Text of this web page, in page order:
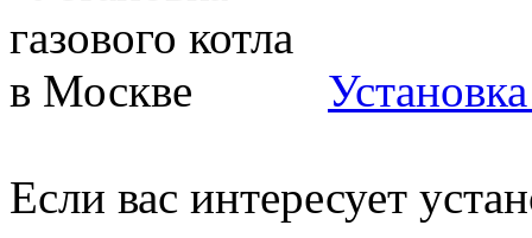
Если вас интересует